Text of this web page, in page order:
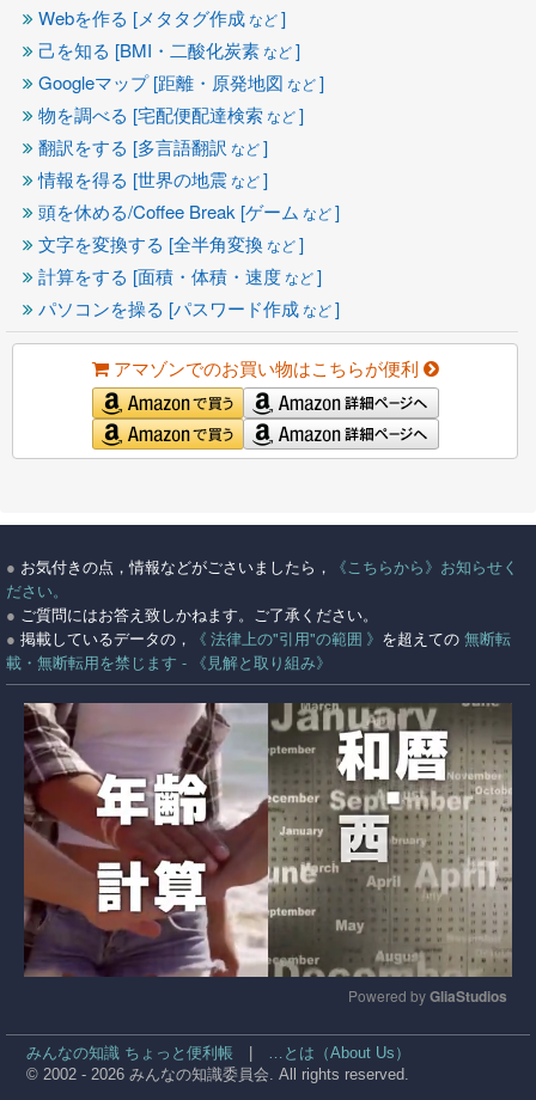
Webを作る [メタタグ作成など]
己を知る [BMI・二酸化炭素など]
Googleマップ [距離・原発地図 など]
物を調べる [宅配便配達検索など]
翻訳をする [多言語翻訳 など]
情報を得る [世界の地震など]
頭を休める/Coffee Break [ゲーム など]
文字を変換する [全半角変換など]
計算をする [面積・体積・速度など]
パソコンを操る [パスワード作成など]
アマゾンでのお買い物はこちらが便利
● お気付きの点，情報などがごさいましたら，
《こちらから》お知らせく
ださい。
● ご質問にはお答え致しかねます。ご了承ください。
● 掲載しているデータの， 《 法律上の"引用"の範囲 》 を超えての 無断転
載・無断転用を禁じます - 《見解と取り組み》
Mute
Powered by GliaStudios
みんなの知識 ちょっと便利帳
…とは（About Us）
© 2002 - 2026 みんなの知識委員会. All rights reserved.